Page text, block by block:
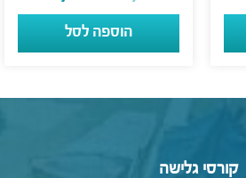
הוספה לסל
קורסי גלישה